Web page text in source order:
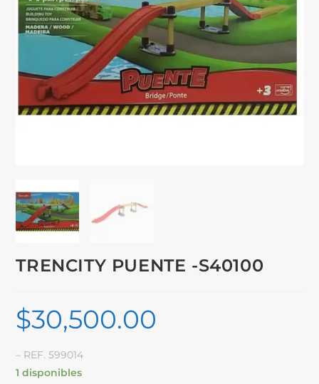
TRENCITY PUENTE -S40100
$30,500.00
– REF. 599014
1 disponibles